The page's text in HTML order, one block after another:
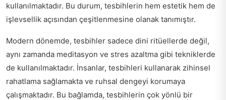
kullanılmaktadır. Bu durum, tesbihlerin hem estetik hem de
işlevsellik açısından çeşitlenmesine olanak tanımıştır.
Modern dönemde, tesbihler sadece dini ritüellerde değil,
aynı zamanda meditasyon ve stres azaltma gibi tekniklerde
de kullanılmaktadır. İnsanlar, tesbihleri kullanarak zihinsel
rahatlama sağlamakta ve ruhsal dengeyi korumaya
çalışmaktadır. Bu bağlamda, tesbihlerin çok yönlü bir